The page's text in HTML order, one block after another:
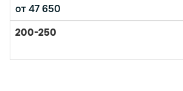
от 47 650